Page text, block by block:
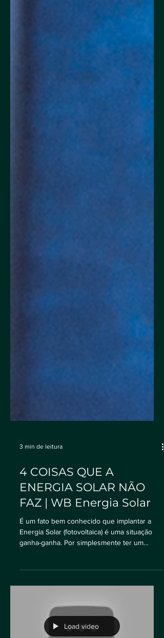
4 COISAS QUE A
ENERGIA SOLAR NÃO
FAZ | WB Energia Solar
É um fato bem conhecido que implantar a
sistema...